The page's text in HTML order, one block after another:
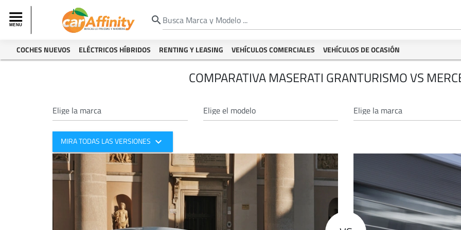
search
COCHES NUEVOS ELÉCTRICOS HÍBRIDOS RENTING Y LEASING VEHÍCULOS COMERCIALES VEHÍCULOS DE OCASIÓN
COMPARATIVA MASERATI GRANTURISMO VS
MIRA TODAS LAS VERSIONES expand_more